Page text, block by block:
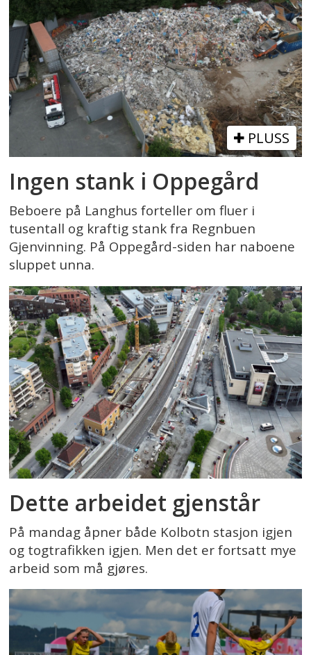
PLUSS
Ingen stank i Oppegård
Beboere på Langhus forteller om fluer i
tusentall og kraftig stank fra Regnbuen
Gjenvinning. På Oppegård-siden har naboene
sluppet unna.
Dette arbeidet gjenstår
På mandag åpner både Kolbotn stasjon igjen
og togtrafikken igjen. Men det er fortsatt mye
arbeid som må gjøres.